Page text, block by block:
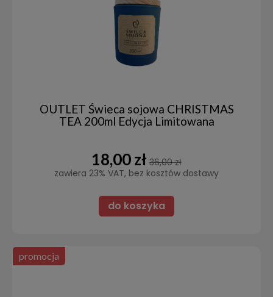
OUTLET Świeca sojowa CHRISTMAS
TEA 200ml Edycja Limitowana
18,00 zł 36,00 zł
zawiera 23% VAT, bez kosztów dostawy
do koszyka
promocja